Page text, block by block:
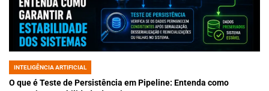
POSTED
IN
INTELIGÊNCIA ARTIFICIAL
O que é Teste de Persistência em Pipeline: Entenda como